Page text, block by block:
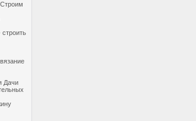
строить
Дачи